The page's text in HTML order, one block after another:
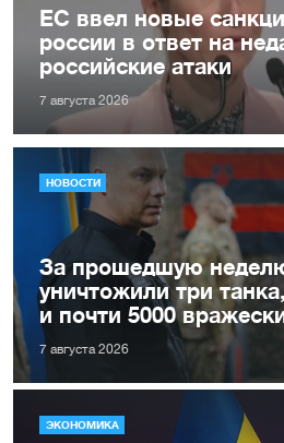
ЕС ввел новые
россии в ответ на
российские атаки
7 августа 2026
НОВОСТИ
За прошедшую
уничтожили три
и почти 5000
7 августа 2026
ЭКОНОМИКА